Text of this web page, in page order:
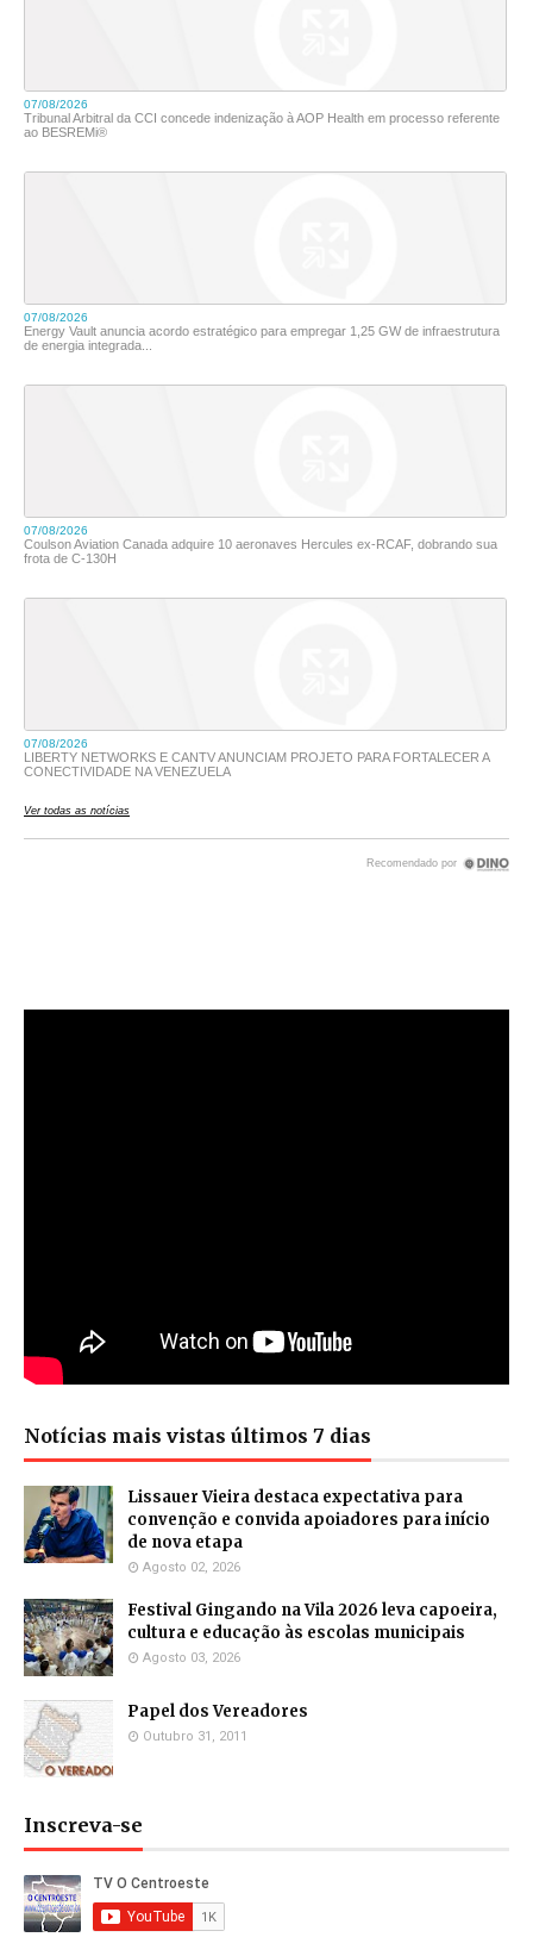
Notícias mais vistas últimos 7 dias
Lissauer Vieira destaca expectativa para
convenção e convida apoiadores para início
de nova etapa
Agosto 02, 2026
Festival Gingando na Vila 2026 leva capoeira,
cultura e educação às escolas municipais
Agosto 03, 2026
Papel dos Vereadores
Outubro 31, 2011
Inscreva-se